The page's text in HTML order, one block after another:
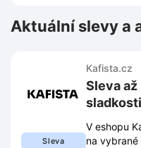
Aktuální slevy a
Sleva
Kafista.cz
Sleva
V eshopu
na